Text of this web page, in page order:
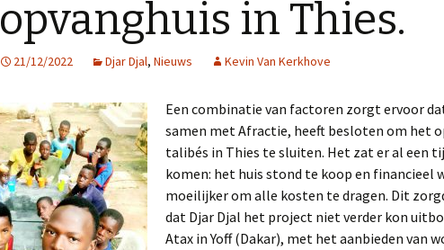
Afgelopen Projecten STOP la mendicité
STOP la pauvreté
Opvanghuis ATAX
Tawféex i Jigéén (TiJ)
Opvanghuis TSX
opvanghuis in Thies.
21/12/2022 Djar Djal, Nieuws Kevin Van Kerkhove
Een combinatie van factoren zorgt ervoor
samen met Afractie, heeft besloten om het
talibés in Thies te sluiten. Het zat er al een
komen: het huis stond te koop en financieel
moeilijker om alle kosten te dragen. Dit
dat Djar Djal het project niet verder kon
Atax in Yoff (Dakar), met het aanbieden van